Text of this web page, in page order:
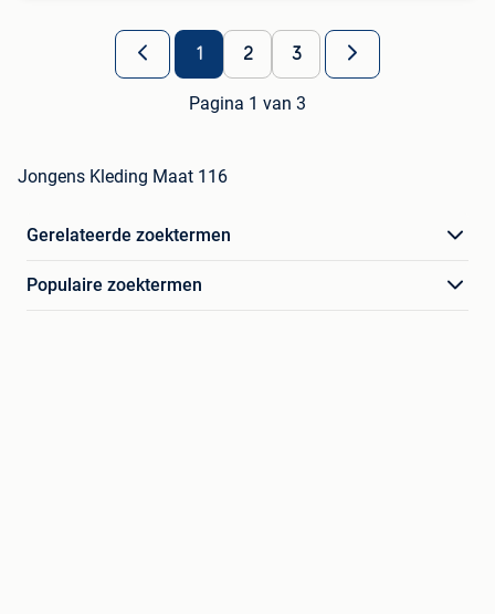
1 2 3
Pagina 1 van 3
Jongens Kleding Maat 116
Gerelateerde zoektermen
Populaire zoektermen